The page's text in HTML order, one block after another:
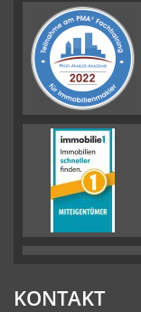
KONTAKT